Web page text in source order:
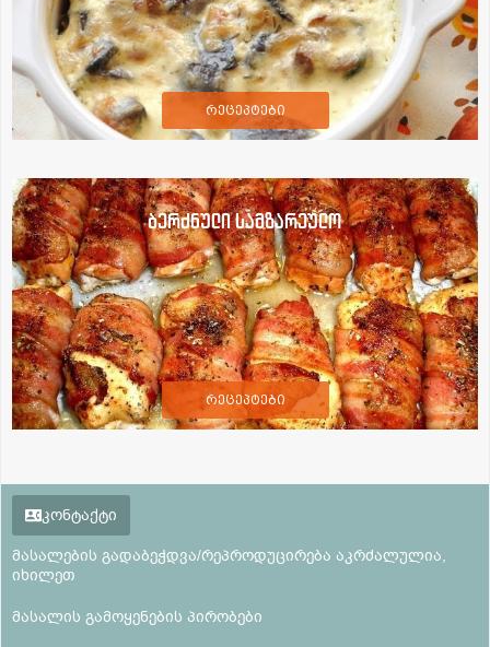
რეცეპტები
ბერძნული სამზარეულო
რეცეპტები
კონტაქტი
მასალების გადაბეჭდვა/რეპროდუცირება აკრძალულია,
იხილეთ
მასალის გამოყენების პირობები